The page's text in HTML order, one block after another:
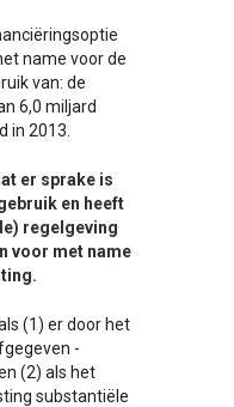
name voor de
van: de
6,0 miljard
in 2013.
er sprake is
en heeft
regelgeving
voor met name
(1) er door het
-
(2) als het
substantiële